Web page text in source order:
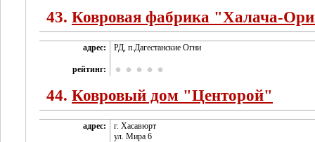
43. Ковровая фабрика "Халача-
адрес: РД, п.Дагестанские Огни
рейтинг:
44. Ковровый дом "Центорой"
адрес:
г. Хасавюрт
ул. Мира 6